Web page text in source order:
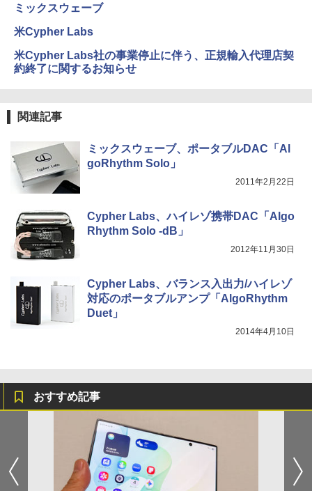
ミックスウェーブ
米Cypher Labs
米Cypher Labs社の事業停止に伴う、正規輸入代理店契
約終了に関するお知らせ
関連記事
ミックスウェーブ、ポータブルDAC「Al
goRhythm Solo」
2011年2月22日
Cypher Labs、ハイレゾ携帯DAC「Algo
Rhythm Solo -dB」
2012年11月30日
Cypher Labs、バランス入出力/ハイレゾ
対応のポータブルアンプ「AlgoRhythm
Duet」
2014年4月10日
おすすめ記事